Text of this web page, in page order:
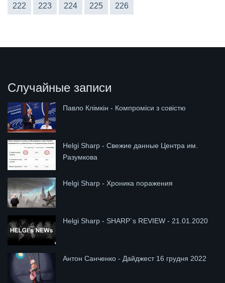
222 223 224 225 226
Случайные записи
Павло Клімкін - Компроміси з совістю
Helgi Sharp - Свежие данные Центра им.
Разумкова
Helgi Sharp - Хроника поражения
Helgi Sharp - SHARP`s REVIEW - 21.01.2020
Антон Санченко - Дайджест 16 грудня 2022